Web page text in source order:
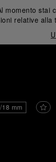
momento stai
relative
18 mm